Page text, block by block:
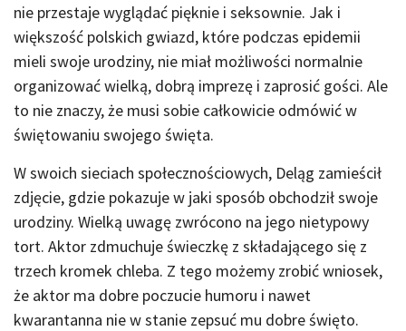
nie przestaje wyglądać pięknie i seksownie. Jak i
większość polskich gwiazd, które podczas epidemii
mieli swoje urodziny, nie miał możliwości normalnie
organizować wielką, dobrą imprezę i zaprosić gości. Ale
to nie znaczy, że musi sobie całkowicie odmówić w
świętowaniu swojego święta.
W swoich sieciach społecznościowych, Deląg zamieścił
zdjęcie, gdzie pokazuje w jaki sposób obchodził swoje
urodziny. Wielką uwagę zwrócono na jego nietypowy
tort. Aktor zdmuchuje świeczkę z składającego się z
trzech kromek chleba. Z tego możemy zrobić wniosek,
że aktor ma dobre poczucie humoru i nawet
kwarantanna nie w stanie zepsuć mu dobre święto.